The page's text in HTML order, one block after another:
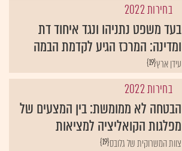
בחירות 2022
בעד משפט נתניהו ונגד איחוד דת
ומדינה: המרכז הגיע לקדמת הבמה
{19}עידן ארץ
בחירות 2022
הבטחה לא ממומשת: בין המצעים של
מפלגות הקואליציה למציאות
{19}צוות המשרוקית של גלובס